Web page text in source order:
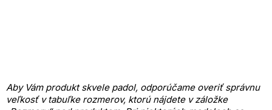
Aby Vám produkt skvele padol, odporúčame overiť správnu
veľkosť v tabuľke rozmerov, ktorú nájdete v záložke